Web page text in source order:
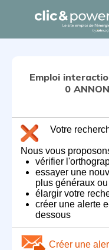
Emploi
0
Votre
Nous vous
vérifier
essayer une
plus généraux
élargir votre
créer une alerte
dessous
Créer une